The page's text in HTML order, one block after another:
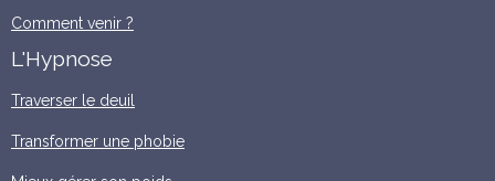
Comment venir ?
L'Hypnose
Traverser le deuil
Transformer une phobie